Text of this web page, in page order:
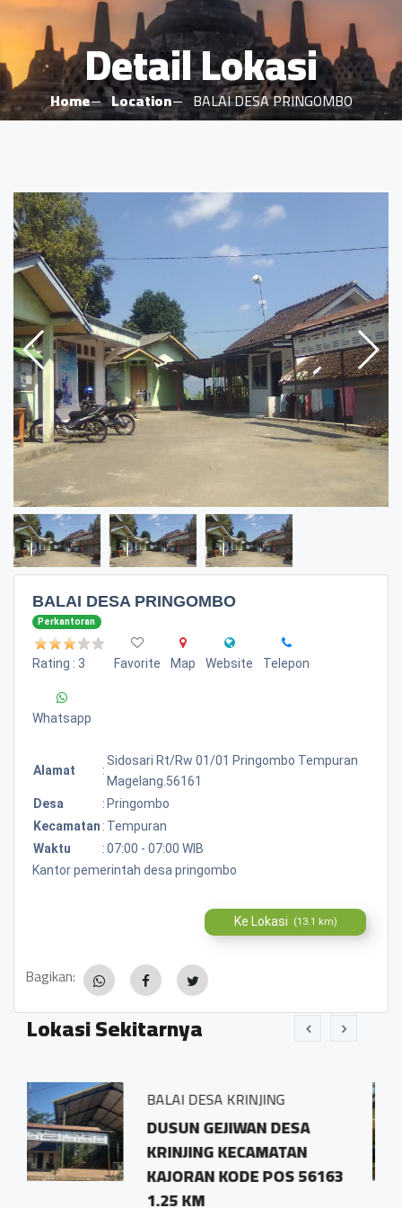
Detail Lokasi
Home Location BALAI DESA PRINGOMBO
BALAI DESA PRINGOMBO
Perkantoran
Rating : 3 Favorite Map Website Telepon
Whatsapp
Alamat :
Sidosari Rt/rw 01/01 Pringombo Tempuran
Magelang.56161
Desa
: Pringombo
Kecamatan : Tempuran
Waktu
:07:00 - 07:00 WIB
Kantor pemerintah desa pringombo
Ke Lokasi (13.1 km)
Bagikan:
Lokasi Sekitarnya
BALAI DESA KRINJING
DUSUN GEJIWAN DESA
KRINJING KECAMATAN
KAJORAN KODE POS 56163